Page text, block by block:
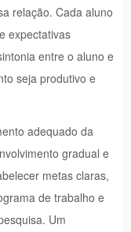
relação. Cada aluno
expectativas
entre o aluno e
seja produtivo e
adequado da
gradual e
metas claras,
de trabalho e
Um